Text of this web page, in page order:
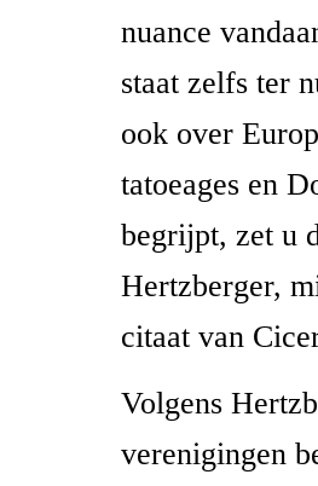
nuance
staat zelfs ter
ook over
tatoeages en
begrijpt, zet u
Hertzberger,
citaat van
Volgens
verenigingen